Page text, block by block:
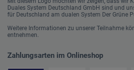
Duales System Deutschland GmbH sind und
für Deutschland am dualen System Der Grüne
Weitere Informationen zu unserer Teilnahme
entnehmen.
Zahlungsarten im Onlineshop